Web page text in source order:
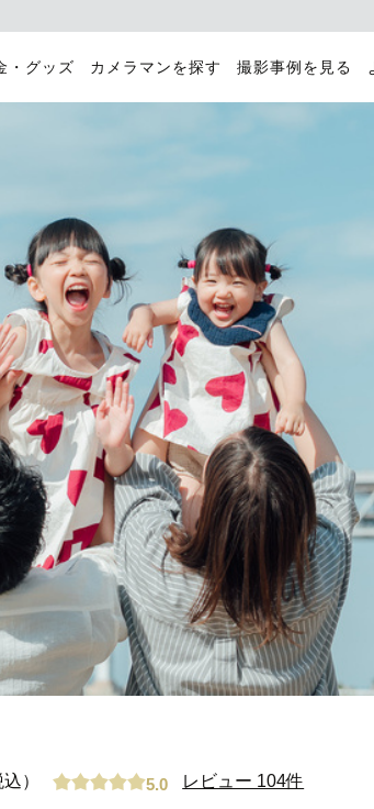
・グッズ カメラマンを探す 撮影事例を見る
） 5.0 レビュー 104件